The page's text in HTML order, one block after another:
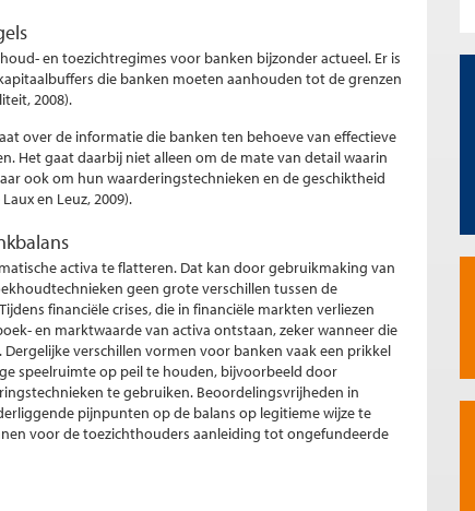
en toezichtregimes voor banken bijzonder actueel. Er is
die banken moeten aanhouden tot de grenzen
2008).
over de informatie die banken ten behoeve van effectieve
Het gaat daarbij niet alleen om de mate van detail waarin
ook om hun waarderingstechnieken en de geschiktheid
en Leuz, 2009).
activa te flatteren. Dat kan door gebruikmaking van
geen grote verschillen tussen de
financiële crises, die in financiële markten verliezen
en marktwaarde van activa ontstaan, zeker wanneer die
verschillen vormen voor banken vaak een prikkel
speelruimte op peil te houden, bijvoorbeeld door
te gebruiken. Beoordelingsvrijheden in
pijnpunten op de balans op legitieme wijze te
voor de toezichthouders aanleiding tot ongefundeerde